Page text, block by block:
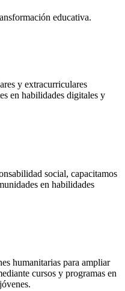
educativa.
y extracurriculares
en habilidades digitales y
social, capacitamos
en habilidades
humanitarias para ampliar
cursos y programas en